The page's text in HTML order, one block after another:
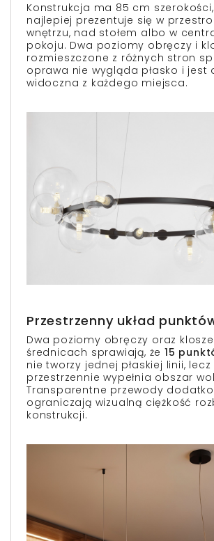
Konstrukcja ma 85 cm
najlepiej prezentuje się w
wnętrzu, nad stołem albo w
pokoju. Dwa poziomy obręczy i
rozmieszczone z różnych stron
oprawa nie wygląda płasko i jest
widoczna z każdego miejsca.
Przestrzenny układ
Dwa poziomy obręczy oraz
średnicach sprawiają, że15
nie tworzy jednej płaskiej linii, lecz
przestrzennie wypełnia obszar
Transparentne przewody
ograniczają wizualną ciężkość
konstrukcji.